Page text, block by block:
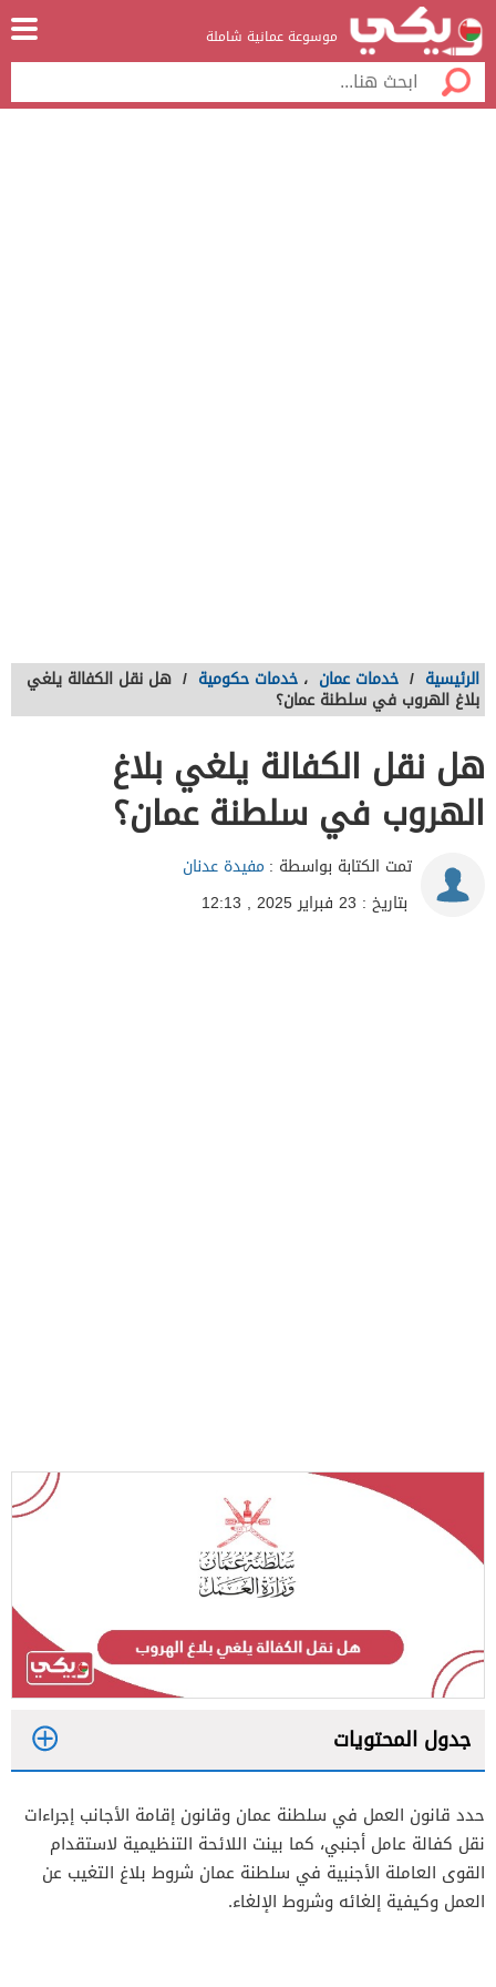
موسوعة عمانية شاملة
الرئيسية / خدمات عمان ، خدمات حكومية / هل نقل الكفالة يلغي
بلاغ الهروب في سلطنة عمان؟
هل نقل الكفالة يلغي بلاغ
الهروب في سلطنة عمان؟
تمت الكتابة بواسطة : مفيدة عدنان
بتاريخ : 23 فبراير 2025 , 12:13
جدول المحتويات
2
3
حدد قانون العمل في سلطنة عمان وقانون إقامة الأجانب إجراءات
نقل كفالة عامل أجنبي، كما بينت اللائحة التنظيمية لاستقدام
القوى العاملة الأجنبية في سلطنة عمان شروط بلاغ التغيب عن
العمل وكيفية إلغائه وشروط الإلغاء.